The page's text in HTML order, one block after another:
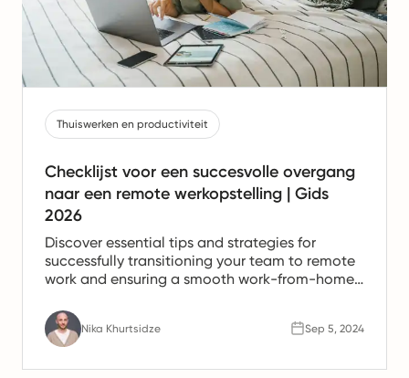
Thuiswerken en productiviteit
Checklijst voor een succesvolle overgang
naar een remote werkopstelling | Gids
2026
Discover essential tips and strategies for
successfully transitioning your team to remote
work and ensuring a smooth work-from-home
Nika Khurtsidze Sep 5, 2024